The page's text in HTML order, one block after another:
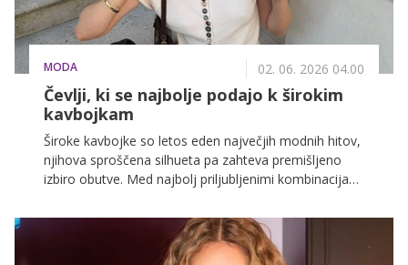
MODA 02. 06. 2026 04.00
Čevlji, ki se najbolje podajo k širokim
kavbojkam
Široke kavbojke so letos eden največjih modnih hitov,
njihova sproščena silhueta pa zahteva premišljeno
izbiro obutve. Med najbolj priljubljenimi kombinacijami
dodatka prelevile v pravi modni kos, primeren za